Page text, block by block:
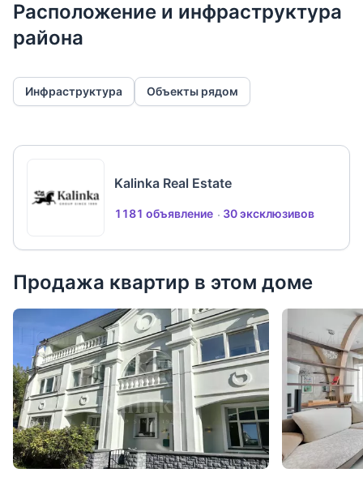
Расположение и инфраструктура
района
Инфраструктура Объекты рядом
Kalinka Real Estate
1181 объявление 30 эксклюзивов
Продажа квартир в этом доме